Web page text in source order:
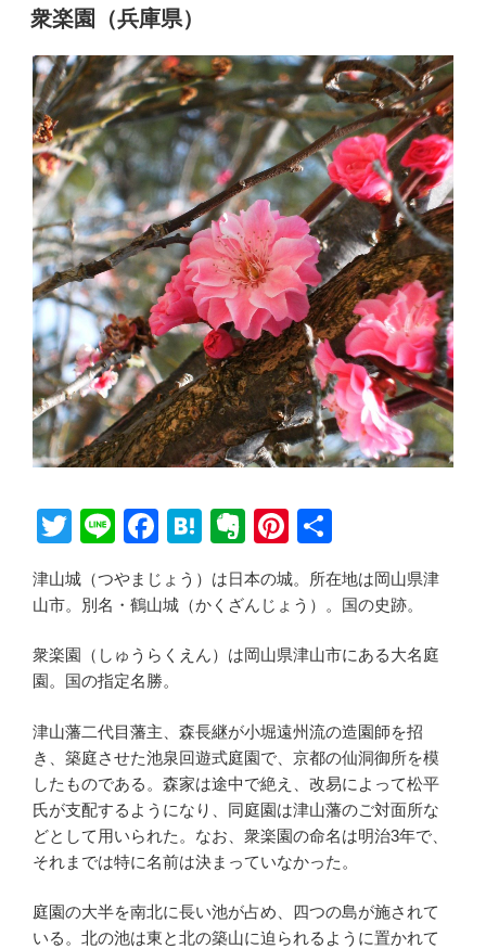
稿
日:
衆楽園（兵庫県）
T
wi
tt
Li
e
F
c
b
o
o
k
H
e
a
E
v
er
ot
Pi
nt
er
st
有
津山城（つやまじょう）は日本の城。所在地は岡山県津
山市。別名・鶴山城（かくざんじょう）。国の史跡。
衆楽園（しゅうらくえん）は岡山県津山市にある大名庭
園。国の指定名勝。
津山藩二代目藩主、森長継が小堀遠州流の造園師を招
き、築庭させた池泉回遊式庭園で、京都の仙洞御所を模
したものである。森家は途中で絶え、改易によって松平
氏が支配するようになり、同庭園は津山藩のご対面所な
どとして用いられた。なお、衆楽園の命名は明治3年で、
それまでは特に名前は決まっていなかった。
庭園の大半を南北に長い池が占め、四つの島が施されて
いる。北の池は東と北の築山に迫られるように置かれて